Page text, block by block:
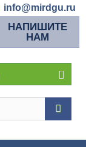
info@mirdgu.ru
НАПИШИТЕ
НАМ